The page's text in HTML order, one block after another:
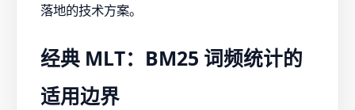
落地的技术方案。
经典 MLT：BM25 词频统计的
适用边界